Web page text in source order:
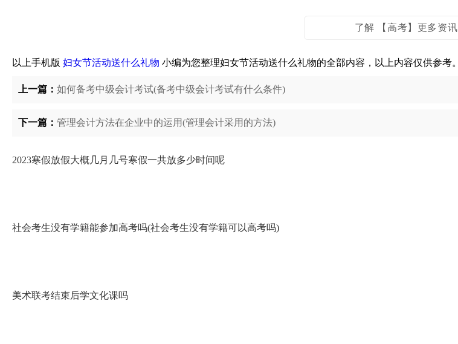
了解 【高考】更多资讯
以上手机版 妇女节活动送什么礼物 小编为您整理妇女节活动送什么礼物的全部内容，以上内容仅供参考。
上一篇： 如何备考中级会计考试(备考中级会计考试有什么条件)
下一篇： 管理会计方法在企业中的运用(管理会计采用的方法)
2023寒假放假大概几月几号寒假一共放多少时间呢
社会考生没有学籍能参加高考吗(社会考生没有学籍可以高考吗)
美术联考结束后学文化课吗